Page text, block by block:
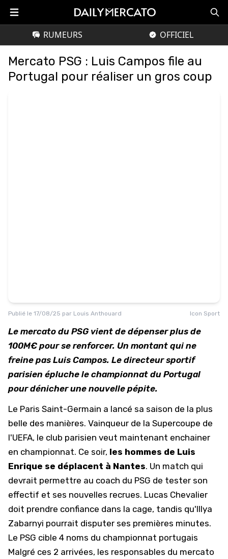
RUMEURS OFFICIEL
Mercato PSG : Luis Campos file au
Portugal pour réaliser un gros coup
Publié le 17/08/25 par Louis Anthouard Icon Sport
Le mercato du PSG vient de dépenser plus de
100M€ pour se renforcer. Un montant qui ne
freine pas Luis Campos. Le directeur sportif
parisien épluche le championnat du Portugal
pour dénicher une nouvelle pépite.
Le Paris Saint-Germain a lancé sa saison de la plus
belle des manières. Vainqueur de la Supercoupe de
l'UEFA, le club parisien veut maintenant enchainer
en championnat. Ce soir, les hommes de Luis
Enrique se déplacent à Nantes. Un match qui
devrait permettre au coach du PSG de tester son
effectif et ses nouvelles recrues. Lucas Chevalier
doit prendre confiance dans la cage, tandis qu'Illya
Zabarnyi pourrait disputer ses premières minutes.
Le PSG cible 4 noms du championnat portugais
Malgré ces 2 arrivées, les responsables du mercato